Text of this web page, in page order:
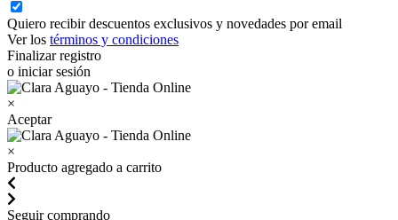
Quiero recibir descuentos exclusivos y novedades por email
Ver los términos y condiciones
Finalizar registro
o iniciar sesión
×
Aceptar
×
Producto agregado a carrito
Seguir comprando